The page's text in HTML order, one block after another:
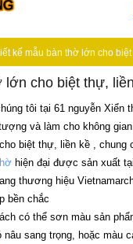
kế mẫu bàn thờ lớn cho
lớn cho biệt thự,
tôi tại 61 nguyễn
và làm cho không
biệt thự, liền kề , chung
hiện đại được sản xuất
thương hiệu
bền chắc
có thể sơn màu sản
sang trọng, hoặc màu